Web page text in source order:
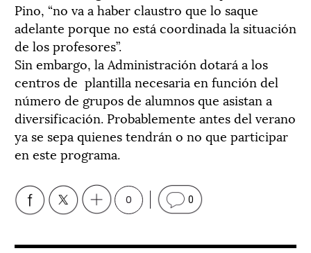
Pino, “no va a haber claustro que lo saque
adelante porque no está coordinada la situación
de los profesores”.
Sin embargo, la Administración dotará a los
centros de plantilla necesaria en función del
número de grupos de alumnos que asistan a
diversificación. Probablemente antes del verano
ya se sepa quienes tendrán o no que participar
en este programa.
0 0